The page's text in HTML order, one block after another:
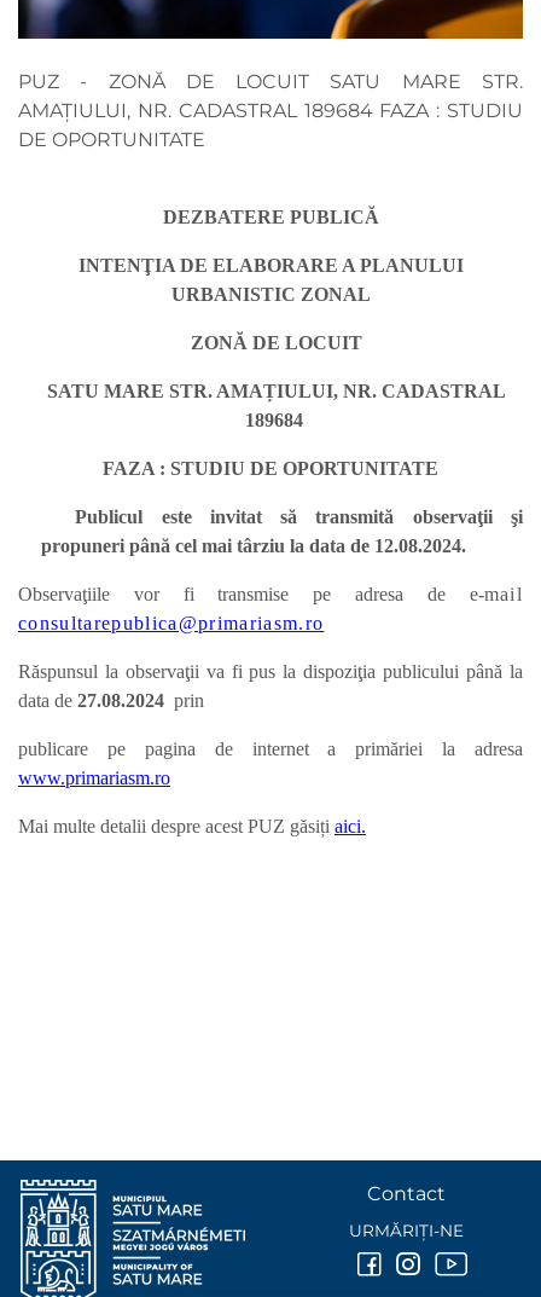
PUZ - ZONĂ DE LOCUIT SATU MARE STR.
AMAȚIULUI, NR. CADASTRAL 189684 FAZA : STUDIU
DE OPORTUNITATE
DEZBATERE PUBLICĂ
INTENŢIA DE ELABORARE A PLANULUI
URBANISTIC ZONAL
ZONĂ DE LOCUIT
SATU MARE STR. AMAȚIULUI, NR. CADASTRAL
189684
FAZA : STUDIU DE OPORTUNITATE
Publicul este invitat să transmită observaţii şi
propuneri până cel mai târziu la data de 12.08.2024.
Observaţiile vor fi transmise pe adresa de e-mail
consultarepublica@primariasm.ro
Răspunsul la observaţii va fi pus la dispoziţia publicului până la
data de 27.08.2024 prin
publicare pe pagina de internet a primăriei la adresa
www.primariasm.ro
Mai multe detalii despre acest PUZ găsiți aici.
Contact
URMĂRIȚI-NE